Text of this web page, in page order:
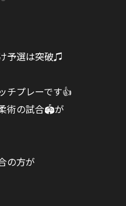
予選は突破♫
チプレーです👍
術の試合🏟️が
の方が